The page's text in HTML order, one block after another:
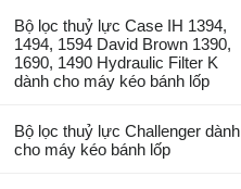
Bộ lọc thuỷ lực Case IH 1394,
1494, 1594 David Brown 1390,
1690, 1490 Hydraulic Filter K
dành cho máy kéo bánh lốp
Bộ lọc thuỷ lực Challenger dành
cho máy kéo bánh lốp